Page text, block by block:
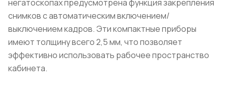
негатоскопах предусмотрена функция закрепления
снимков c автоматическим включением/
выключением кадров. Эти компактные приборы
имеют толщину всего 2,5 мм, что позволяет
эффективно использовать рабочее пространство
кабинета.